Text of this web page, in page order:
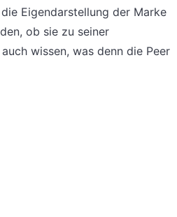
Eigendarstellung der Marke
ob sie zu seiner
wissen, was denn die Peer